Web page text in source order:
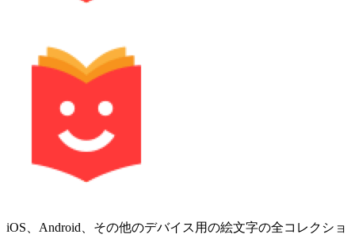
iOS、Android、その他のデバイス用の絵文字の全コレクショ